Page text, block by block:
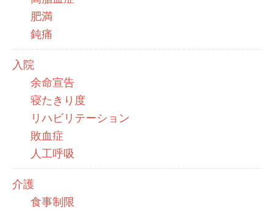
肥満
鈍痛
入院
余命宣告
寝たきり度
リハビリテーション
敗血症
人工呼吸
介護
食事制限